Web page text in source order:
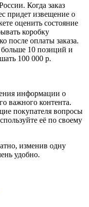
Когда заказ
придет извещение о
оценить состояние
коробку
после оплаты заказа.
10 позиций и
100 000 р.
информации о
важного контента.
покупателя вопросы
её по своему
изменив одну
удобно.